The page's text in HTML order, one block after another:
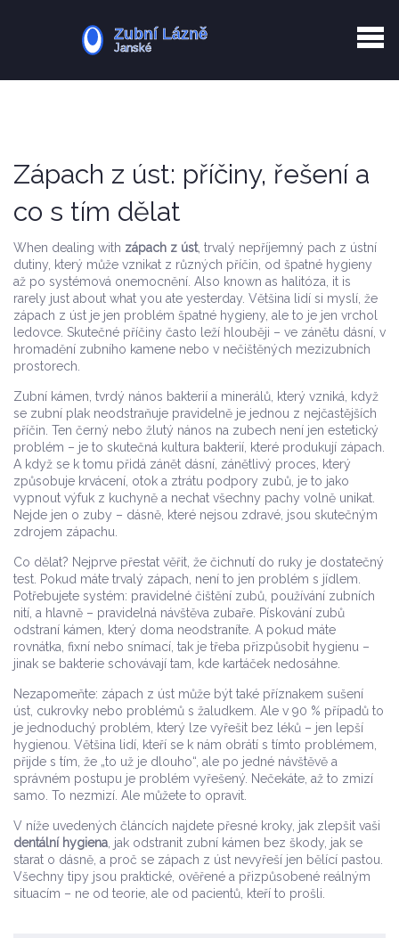
Zotavení po extrakci
Zápach z úst: příčiny, řešení a
co s tím dělat
When dealing with zápach z úst, trvalý nepříjemný pach z ústní
dutiny, který může vznikat z různých příčin, od špatné hygieny
až po systémová onemocnění . Also known as halitóza , it is
rarely just about what you ate yesterday. Většina lidí si myslí, že
zápach z úst je jen problém špatné hygieny, ale to je jen vrchol
ledovce. Skutečné příčiny často leží hlouběji – ve zánětu dásní, v
hromadění zubního kamene nebo v nečištěných mezizubních
prostorech.
Zubní kámen tvrdý nános bakterií a minerálů, který vzniká, když
se zubní plak neodstraňuje pravidelně je jednou z nejčastějších
příčin. Ten černý nebo žlutý nános na zubech není jen estetický
problém – je to skutečná kultura bakterií, které produkují zápach.
A když se k tomu přidá zánět dásní zánětlivý proces, který
způsobuje krvácení, otok a ztrátu podpory zubů , je to jako
vypnout výfuk z kuchyně a nechat všechny pachy volně unikat.
Nejde jen o zuby – dásně, které nejsou zdravé, jsou skutečným
zdrojem zápachu.
Co dělat? Nejprve přestat věřit, že čichnutí do ruky je dostatečný
test. Pokud máte trvalý zápach, není to jen problém s jídlem.
Potřebujete systém: pravidelné čištění zubů, používání zubních
nití, a hlavně – pravidelná návštěva zubaře. Pískování zubů
odstraní kámen, který doma neodstraníte. A pokud máte
rovnátka, fixní nebo snímací, tak je třeba přizpůsobit hygienu –
jinak se bakterie schovávají tam, kde kartáček nedosáhne.
Nezapomeňte: zápach z úst může být také příznakem sušení
úst, cukrovky nebo problémů s žaludkem. Ale v 90 % případů to
je jednoduchý problém, který lze vyřešit bez léků – jen lepší
hygienou. Většina lidí, kteří se k nám obrátí s tímto problémem,
přijde s tím, že „to už je dlouho“, ale po jedné návštěvě a
správném postupu je problém vyřešený. Nečekáte, až to zmizí
samo. To nezmizí. Ale můžete to opravit.
V níže uvedených článcích najdete přesné kroky, jak zlepšit vaši
dentální hygiena , jak odstranit zubní kámen bez škody, jak se
starat o dásně, a proč se zápach z úst nevyřeší jen bělící pastou.
Všechny tipy jsou praktické, ověřené a přizpůsobené reálným
situacím – ne od teorie, ale od pacientů, kteří to prošli.